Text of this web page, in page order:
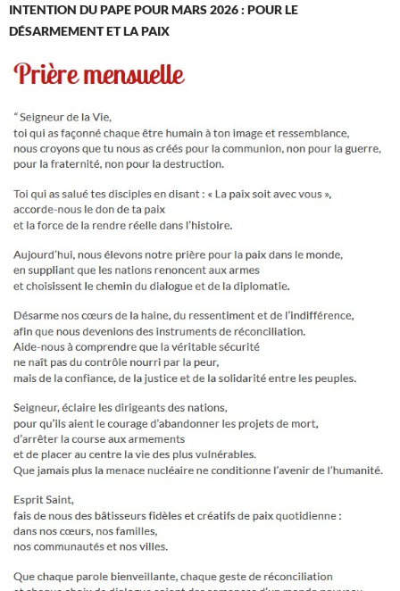
INTENTION DU PAPE POUR MARS 2026 : POUR LE
DÉSARMEMENT ET LA PAIX